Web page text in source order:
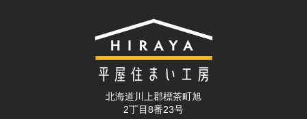
北海道川上郡標茶町旭
2丁目8番23号